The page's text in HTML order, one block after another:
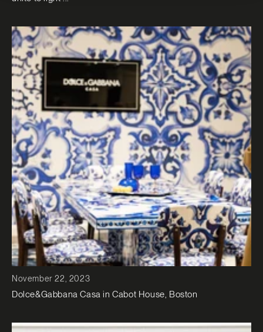
November 22, 2023
Dolce&Gabbana Casa in Cabot House, Boston